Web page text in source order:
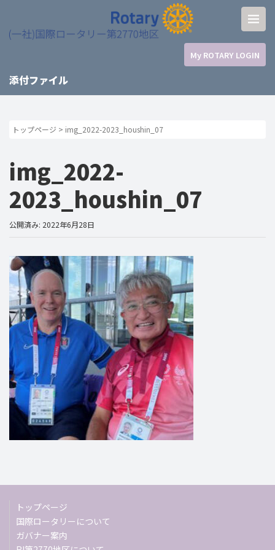
My ROTARY LOGIN
添付ファイル
トップページ > img_2022-2023_houshin_07
img_2022-
2023_houshin_07
公開済み: 2022年6月28日
トップページ
国際ロータリーについて
ガバナー案内